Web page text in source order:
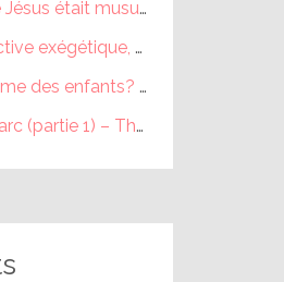
était musulman ?
Romains 9 : une perspective exégétique, non calviniste (partie 1) – Théophile
Être ou ne pas être comme des enfants? (partie 1) – Théophile
La fin de l’évangile de Marc (partie 1) – Théophile